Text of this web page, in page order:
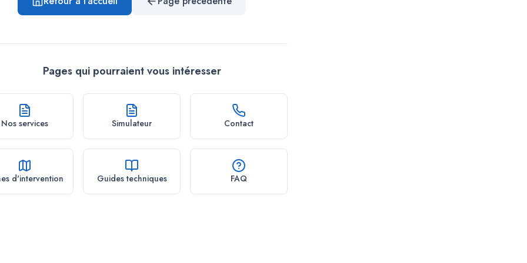
Pages qui pourraient vous intéresser
Nos services Simulateur Contact
d'intervention Guides techniques FAQ